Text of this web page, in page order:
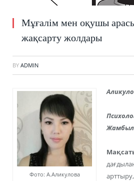
Мұғалім мен оқушы
жақсарту жолдары
BY ADMIN
Фото: А.Аликулова
Жамбыл